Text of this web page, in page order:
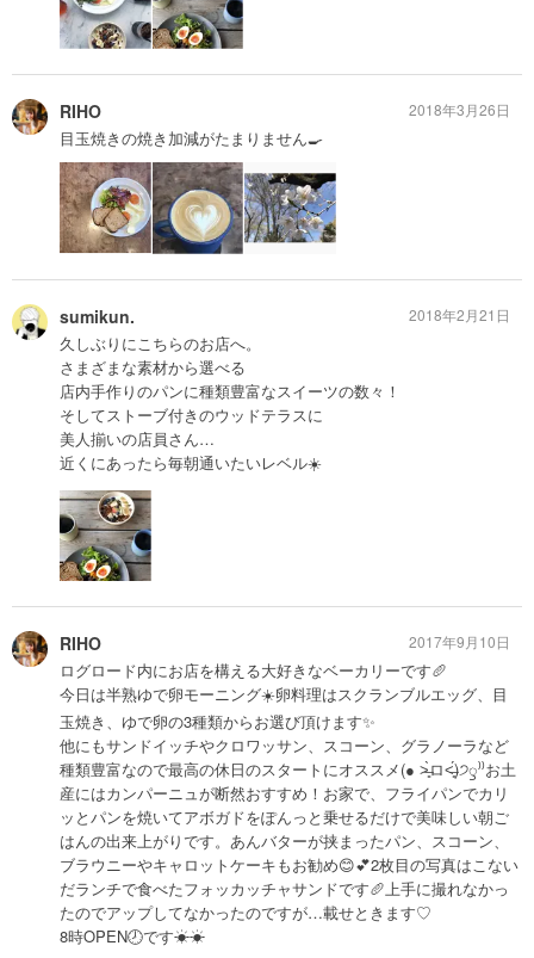
RIHO
目玉焼きの焼き加減がたまりません🍳
2018年3月26日
sumikun.
久しぶりにこちらのお店へ。
さまざまな素材から選べる
店内手作りのパンに種類豊富なスイーツの数々！
そしてストーブ付きのウッドテラスに
美人揃いの店員さん…
近くにあったら毎朝通いたいレベル☀️
2018年2月21日
RIHO
ログロード内にお店を構える大好きなベーカリーです🥖
今日は半熟ゆで卵モーニング☀️卵料理はスクランブルエッグ、目
玉焼き、ゆで卵の3種類からお選び頂けます✨
他にもサンドイッチやクロワッサン、スコーン、グラノーラなど
種類豊富なので最高の休日のスタートにオススメ(● ˃̶͈̀ロ˂̶͈́)੭ꠥ⁾⁾お土
産にはカンパーニュが断然おすすめ！お家で、フライパンでカリ
ッとパンを焼いてアボガドをぽんっと乗せるだけで美味しい朝ご
はんの出来上がりです。あんバターが挟まったパン、スコーン、
ブラウニーやキャロットケーキもお勧め😊💕2枚目の写真はこない
だランチで食べたフォッカッチャサンドです🥖上手に撮れなかっ
たのでアップしてなかったのですが…載せときます♡
8時OPEN🕗です☀☀
2017年9月10日